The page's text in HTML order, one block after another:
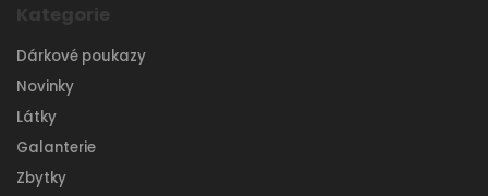
Kategorie
Dárkové poukazy
Novinky
Látky
Galanterie
Zbytky